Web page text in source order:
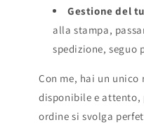
Gestione del
alla stampa,
spedizione, seguo
Con me, hai un unico
disponibile e
ordine si svolga